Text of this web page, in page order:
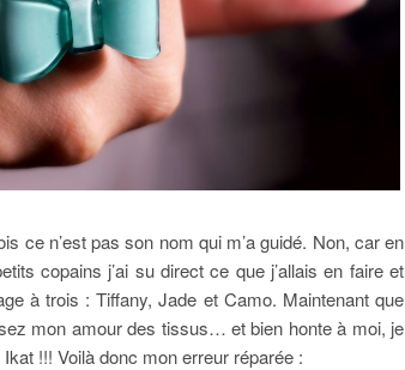
ce n’est pas son nom qui m’a guidé. Non, car en
copains j’ai su direct ce que j’allais en faire et
à trois : Tiffany, Jade et Camo. Maintenant que
mon amour des tissus… et bien honte à moi, je
!!! Voilà donc mon erreur réparée :